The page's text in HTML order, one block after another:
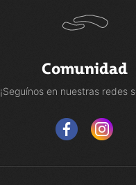
Comunidad
¡Seguínos en nuestras redes